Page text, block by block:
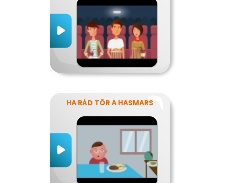
HA RÁD TÖR A HASMARS